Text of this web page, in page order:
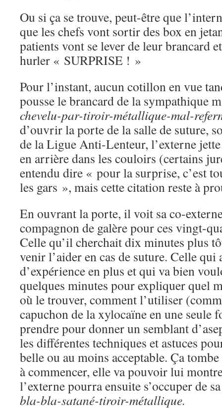
Ou si ça se trouve, peut-être que
que les chefs vont sortir des box en
patients vont se lever de leur brancard
hurler « SURPRISE ! »
Pour l’instant, aucun cotillon en vue
pousse le brancard de la sympathique
chevelu-par-tiroir-métallique-mal-
d’ouvrir la porte de la salle de suture,
de la Ligue Anti-Lenteur, l’externe
en arrière dans les couloirs (certains
entendu dire « pour la surprise, c’est
les gars », mais cette citation reste à
En ouvrant la porte, il voit sa co-
compagnon de galère pour ces vingt-
Celle qu’il cherchait dix minutes plus
venir l’aider en cas de suture. Celle qui
d’expérience en plus et qui va bien
quelques minutes pour expliquer quel
où le trouver, comment l’utiliser
capuchon de la xylocaïne en une seule
prendre pour donner un semblant
les différentes techniques et astuces
belle ou au moins acceptable. Ça
à commencer, elle va pouvoir lui
l’externe pourra ensuite s’occuper de
bla-bla-satané-tiroir-métallique.